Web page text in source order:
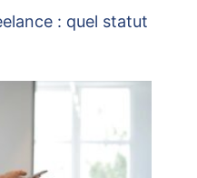
: quel statut